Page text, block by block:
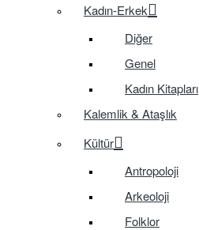
Kadın-Erkek
Diğer
Genel
Kadın Kitapları
Kalemlik & Ataşlık
Kültür
Antropoloji
Arkeoloji
Folklor